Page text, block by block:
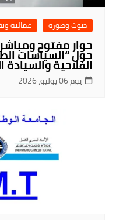
صوت وصورة عمالية
حوار مفتوح
حول “السياسات
الفلاحية والسيادة
يوم 06 يوليو، 2026